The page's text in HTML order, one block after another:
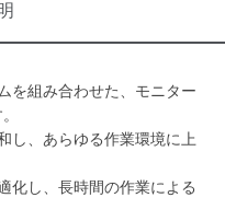
を組み合わせた、モニター
し、あらゆる作業環境に上
化し、長時間の作業による